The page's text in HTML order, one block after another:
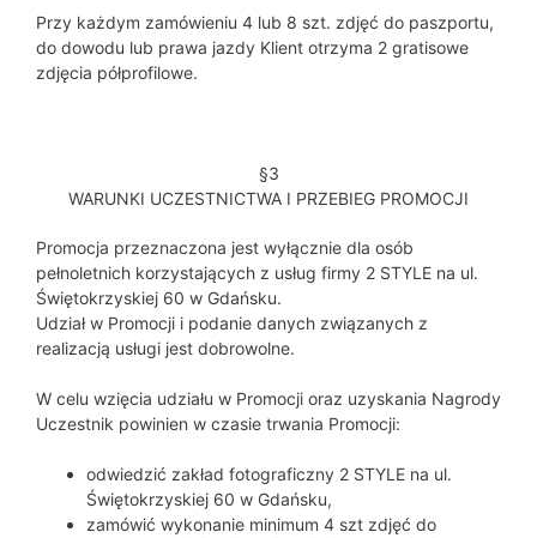
Przy każdym zamówieniu 4 lub 8 szt. zdjęć do paszportu,
do dowodu lub prawa jazdy Klient otrzyma 2 gratisowe
zdjęcia półprofilowe.
§3
WARUNKI UCZESTNICTWA I PRZEBIEG PROMOCJI
Promocja przeznaczona jest wyłącznie dla osób
pełnoletnich korzystających z usług firmy 2 STYLE na ul.
Świętokrzyskiej 60 w Gdańsku.
Udział w Promocji i podanie danych związanych z
realizacją usługi jest dobrowolne.
W celu wzięcia udziału w Promocji oraz uzyskania Nagrody
Uczestnik powinien w czasie trwania Promocji:
odwiedzić zakład fotograficzny 2 STYLE na ul.
Świętokrzyskiej 60 w Gdańsku,
zamówić wykonanie minimum 4 szt zdjęć do